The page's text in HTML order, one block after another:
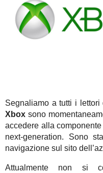
Segnaliamo a tutti i
Xbox sono
accedere alla
next-generation. Sono
navigazione sul sito
Attualmente non si